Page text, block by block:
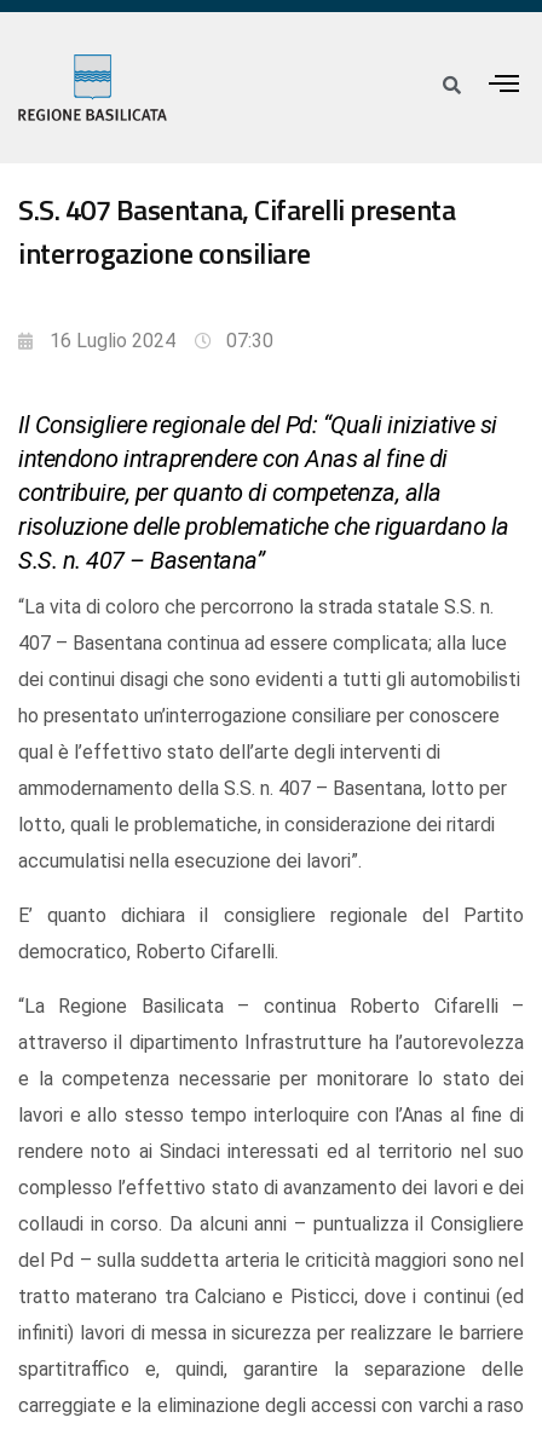
S.S. 407 Basentana, Cifarelli presenta
interrogazione consiliare
16 Luglio 2024 07:30
Il Consigliere regionale del Pd: “Quali iniziative si
intendono intraprendere con Anas al fine di
contribuire, per quanto di competenza, alla
risoluzione delle problematiche che riguardano la
S.S. n. 407 – Basentana”
“La vita di coloro che percorrono la strada statale S.S. n.
407 – Basentana continua ad essere complicata; alla luce
dei continui disagi che sono evidenti a tutti gli automobilisti
ho presentato un’interrogazione consiliare per conoscere
qual è l’effettivo stato dell’arte degli interventi di
ammodernamento della S.S. n. 407 – Basentana, lotto per
lotto, quali le problematiche, in considerazione dei ritardi
accumulatisi nella esecuzione dei lavori”.
E’ quanto dichiara il consigliere regionale del Partito
democratico, Roberto Cifarelli.
“La Regione Basilicata – continua Roberto Cifarelli –
attraverso il dipartimento Infrastrutture ha l’autorevolezza
e la competenza necessarie per monitorare lo stato dei
lavori e allo stesso tempo interloquire con l’Anas al fine di
rendere noto ai Sindaci interessati ed al territorio nel suo
complesso l’effettivo stato di avanzamento dei lavori e dei
collaudi in corso. Da alcuni anni – puntualizza il Consigliere
del Pd – sulla suddetta arteria le criticità maggiori sono nel
tratto materano tra Calciano e Pisticci, dove i continui (ed
infiniti) lavori di messa in sicurezza per realizzare le barriere
spartitraffico e, quindi, garantire la separazione delle
carreggiate e la eliminazione degli accessi con varchi a raso